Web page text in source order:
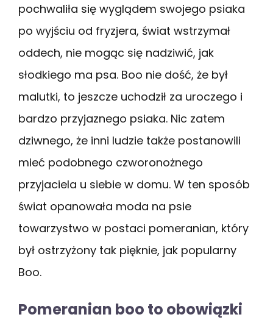
pochwaliła się wyglądem swojego psiaka
po wyjściu od fryzjera, świat wstrzymał
oddech, nie mogąc się nadziwić, jak
słodkiego ma psa. Boo nie dość, że był
malutki, to jeszcze uchodził za uroczego i
bardzo przyjaznego psiaka. Nic zatem
dziwnego, że inni ludzie także postanowili
mieć podobnego czworonożnego
przyjaciela u siebie w domu. W ten sposób
świat opanowała moda na psie
towarzystwo w postaci pomeranian, który
był ostrzyżony tak pięknie, jak popularny
Boo.
Pomeranian boo to obowiązki